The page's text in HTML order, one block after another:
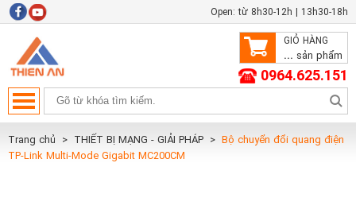
Open: từ 8h30-12h | 13h30-18h
GIỎ HÀNG
... sản phẩm
0964.625.151
Trang chủ THIẾT BỊ MẠNG - GIẢI PHÁP
Bộ chuyển đổi quang điện
TP-Link Multi-Mode Gigabit MC200CM